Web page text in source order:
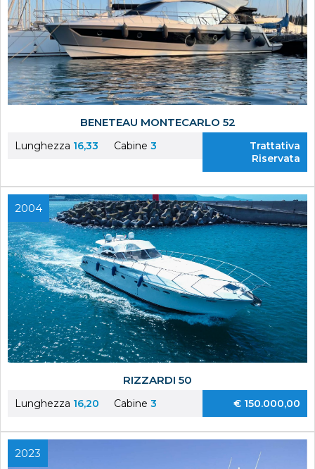
BENETEAU MONTECARLO 52
Lunghezza 16,33 Cabine 3
Trattativa
Riservata
2004
RIZZARDI 50
Lunghezza 16,20 Cabine 3 € 150.000,00
2023